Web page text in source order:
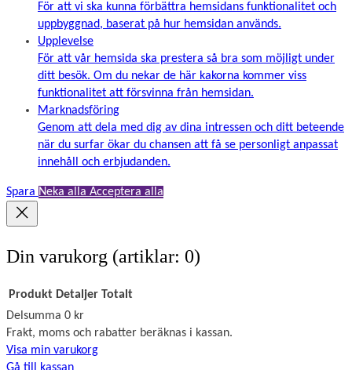
För att vi ska kunna förbättra hemsidans funktionalitet och
uppbyggnad, baserat på hur hemsidan används.
Upplevelse
För att vår hemsida ska prestera så bra som möjligt under
ditt besök. Om du nekar de här kakorna kommer viss
funktionalitet att försvinna från hemsidan.
Marknadsföring
Genom att dela med dig av dina intressen och ditt beteende
när du surfar ökar du chansen att få se personligt anpassat
innehåll och erbjudanden.
Spara Neka alla Acceptera alla
Din varukorg (artiklar: 0)
Produkter
i
Produkt Detaljer Totalt
Delsumma 0 kr
Frakt, moms och rabatter beräknas i kassan.
Visa min varukorg
Gå till kassan